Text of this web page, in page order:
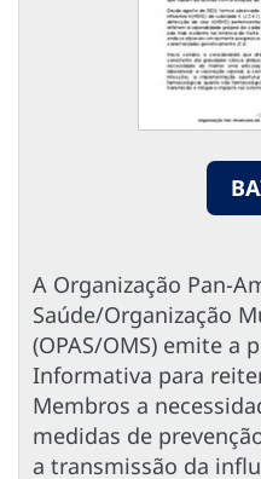
A Organização Pan-
Saúde/Organização
(OPAS/OMS) emite a
Informativa para
Membros a
medidas de
a transmissão da